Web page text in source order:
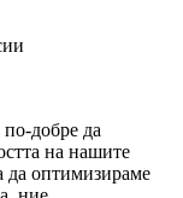
добре да
на нашите
да оптимизираме